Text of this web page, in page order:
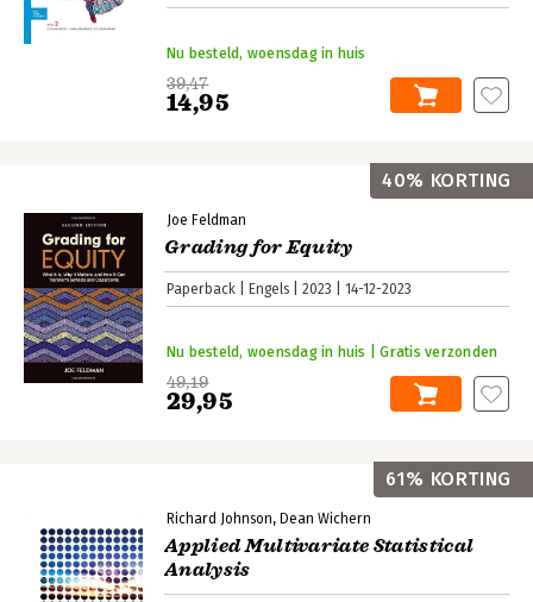
39,47
14,95
Nu besteld, woensdag in huis
Joe Feldman
Grading for Equity
Paperback Engels 2023 14-12-2023
49,19
29,95
Nu besteld, woensdag in huis | Gratis verzonden
40% KORTING
Richard Johnson Dean Wichern
Applied Multivariate Statistical
Analysis
61% KORTING